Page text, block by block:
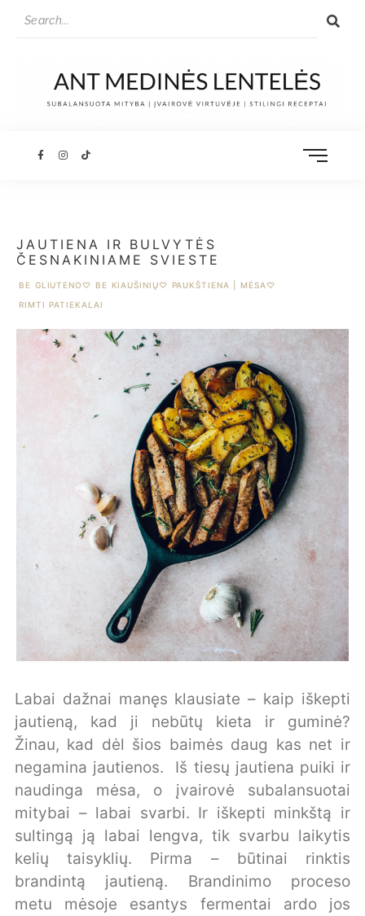
JAUTIENA IR BULVYTĖS
ČESNAKINIAME SVIESTE
BE GLIUTENO ♡ BE KIAUŠINIŲ♡ PAUKŠTIENA | MĖSA♡
RIMTI PATIEKALAI
Labai dažnai manęs klausiate – kaip iškepti
jautieną, kad ji nebūtų kieta ir guminė?
Žinau, kad dėl šios baimės daug kas net ir
negamina jautienos. Iš tiesų jautiena puiki ir
naudinga mėsa, o įvairovė subalansuotai
mitybai – labai svarbi. Ir iškepti minkštą ir
sultingą ją labai lengva, tik svarbu laikytis
kelių taisyklių. Pirma – būtinai rinktis
brandintą jautieną. Brandinimo proceso
metu mėsoje esantys fermentai ardo jos